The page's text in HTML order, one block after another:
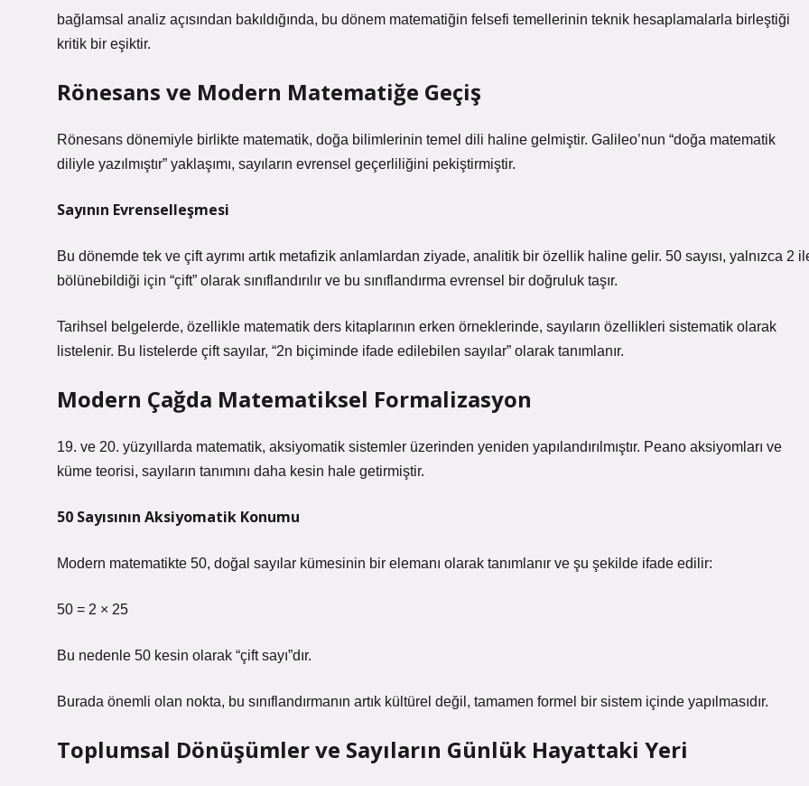
bağlamsal analiz açısından bakıldığında, bu dönem matematiğin felsefi temellerinin teknik hesaplamalarla birleştiği
kritik bir eşiktir.
Rönesans ve Modern Matematiğe Geçiş
Rönesans dönemiyle birlikte matematik, doğa bilimlerinin temel dili haline gelmiştir. Galileo’nun “doğa matematik
diliyle yazılmıştır” yaklaşımı, sayıların evrensel geçerliliğini pekiştirmiştir.
Sayının Evrenselleşmesi
Bu dönemde tek ve çift ayrımı artık metafizik anlamlardan ziyade, analitik bir özellik haline gelir. 50 sayısı, yalnızca 2
bölünebildiği için “çift” olarak sınıflandırılır ve bu sınıflandırma evrensel bir doğruluk taşır.
Tarihsel belgelerde, özellikle matematik ders kitaplarının erken örneklerinde, sayıların özellikleri sistematik olarak
listelenir. Bu listelerde çift sayılar, “2n biçiminde ifade edilebilen sayılar” olarak tanımlanır.
Modern Çağda Matematiksel Formalizasyon
19. ve 20. yüzyıllarda matematik, aksiyomatik sistemler üzerinden yeniden yapılandırılmıştır. Peano aksiyomları ve
küme teorisi, sayıların tanımını daha kesin hale getirmiştir.
50 Sayısının Aksiyomatik Konumu
Modern matematikte 50, doğal sayılar kümesinin bir elemanı olarak tanımlanır ve şu şekilde ifade edilir:
50 = 2 × 25
Bu nedenle 50 kesin olarak “çift sayı”dır.
Burada önemli olan nokta, bu sınıflandırmanın artık kültürel değil, tamamen formel bir sistem içinde yapılmasıdır.
Toplumsal Dönüşümler ve Sayıların Günlük Hayattaki Yeri